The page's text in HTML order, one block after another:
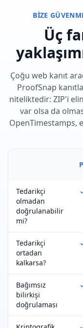
BIZE
Üç
Çoğu web kanıt
ProofSnap
niteliktedir: ZIP'i
var olsa da
OpenTimestamps,
Tedarikçi
olmadan
doğrulanabilir
mi?
Tedarikçi
ortadan
kalkarsa?
Bağımsız
bilirkişi
doğrulaması